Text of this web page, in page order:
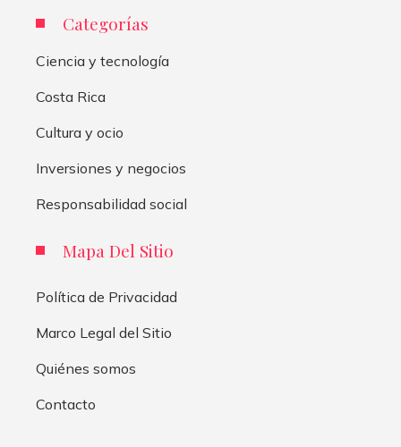
Categorías
Ciencia y tecnología
Costa Rica
Cultura y ocio
Inversiones y negocios
Responsabilidad social
Mapa Del Sitio
Política de Privacidad
Marco Legal del Sitio
Quiénes somos
Contacto